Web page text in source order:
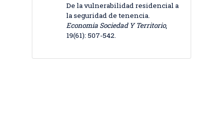
De la vulnerabilidad residencial a
la seguridad de tenencia.
Economia Sociedad Y Territorio,
19(61): 507-542.